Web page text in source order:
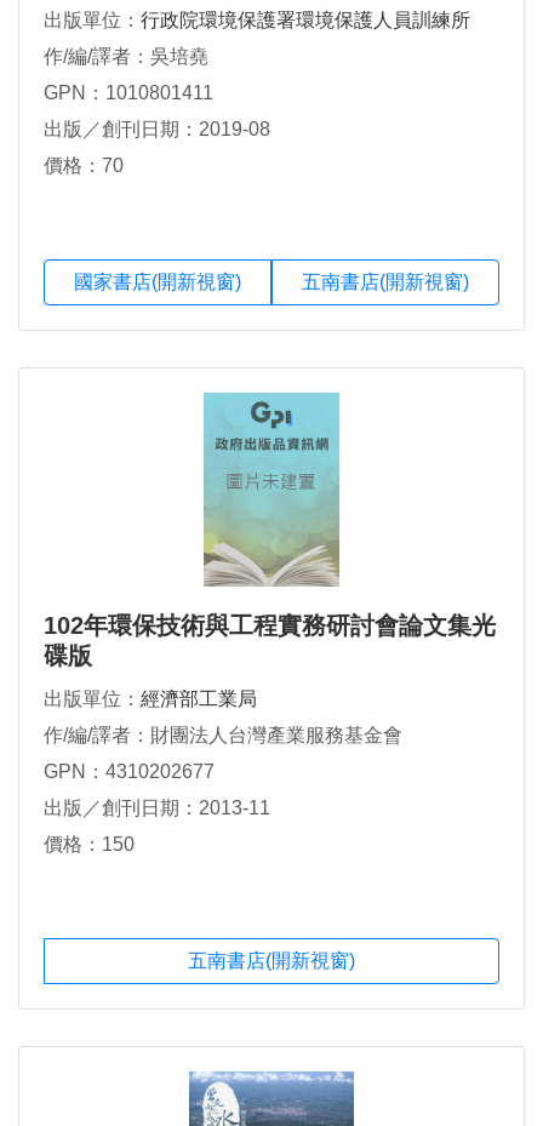
出版單位： 行政院環境保護署環境保護人員訓練所
作/編/譯者：吳培堯
GPN：1010801411
出版／創刊日期：2019-08
價格：70
國家書店(開新視窗) 五南書店(開新視窗)
102年環保技術與工程實務研討會論文集光
碟版
出版單位： 經濟部工業局
作/編/譯者：財團法人台灣產業服務基金會
GPN：4310202677
出版／創刊日期：2013-11
價格：150
五南書店(開新視窗)